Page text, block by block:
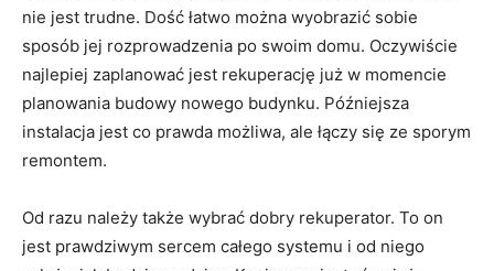
nie jest trudne. Dość łatwo można wyobrazić sobie
sposób jej rozprowadzenia po swoim domu. Oczywiście
najlepiej zaplanować jest rekuperację już w momencie
planowania budowy nowego budynku. Późniejsza
instalacja jest co prawda możliwa, ale łączy się ze sporym
remontem.
Od razu należy także wybrać dobry rekuperator. To on
jest prawdziwym sercem całego systemu i od niego